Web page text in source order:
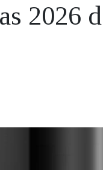
2026